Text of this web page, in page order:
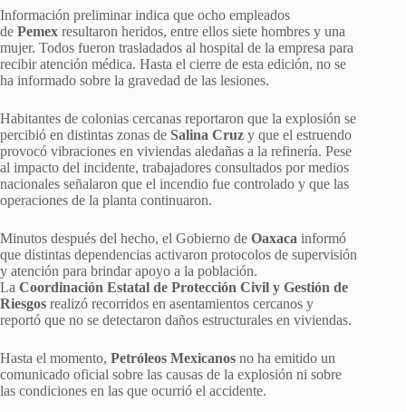
Información preliminar indica que ocho empleados
de Pemex resultaron heridos, entre ellos siete hombres y una
mujer. Todos fueron trasladados al hospital de la empresa para
recibir atención médica. Hasta el cierre de esta edición, no se
ha informado sobre la gravedad de las lesiones.
Habitantes de colonias cercanas reportaron que la explosión se
percibió en distintas zonas de Salina Cruz y que el estruendo
provocó vibraciones en viviendas aledañas a la refinería. Pese
al impacto del incidente, trabajadores consultados por medios
nacionales señalaron que el incendio fue controlado y que las
operaciones de la planta continuaron.
Minutos después del hecho, el Gobierno de Oaxaca informó
que distintas dependencias activaron protocolos de supervisión
y atención para brindar apoyo a la población.
La Coordinación Estatal de Protección Civil y Gestión de
Riesgos realizó recorridos en asentamientos cercanos y
reportó que no se detectaron daños estructurales en viviendas.
Hasta el momento, Petróleos Mexicanos no ha emitido un
comunicado oficial sobre las causas de la explosión ni sobre
las condiciones en las que ocurrió el accidente.